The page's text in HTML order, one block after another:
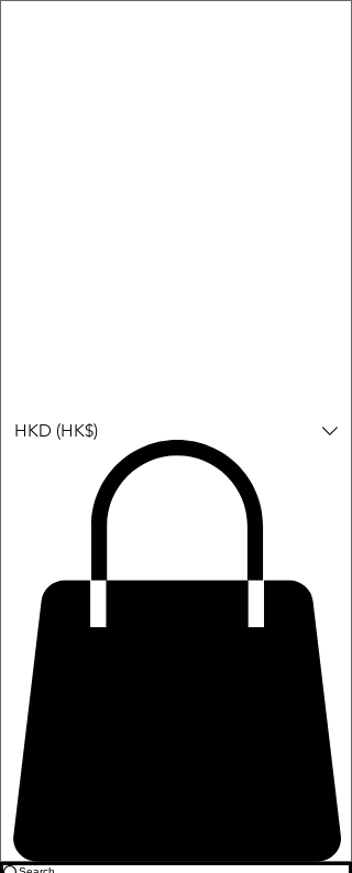
HKD (HK$)